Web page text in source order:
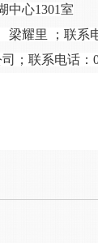
中心1301室
梁耀里
；联系
；联系电话：